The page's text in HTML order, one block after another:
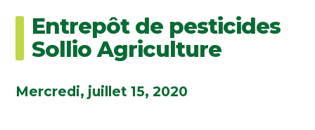
Entrepôt de pesticides
Sollio Agriculture
Mercredi, juillet 15, 2020